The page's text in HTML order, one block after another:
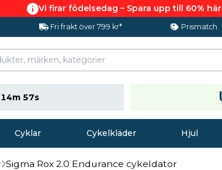
Vi firar födelsedag – Spara upp till 60% här
Fri frakt över 799 kr* Prismatch
56s
Cyklar Cykelkläder Hjul
Sigma Rox 2.0 Endurance cykeldator